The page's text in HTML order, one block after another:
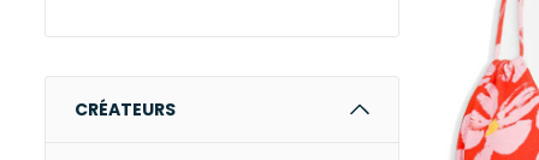
CRÉATEURS